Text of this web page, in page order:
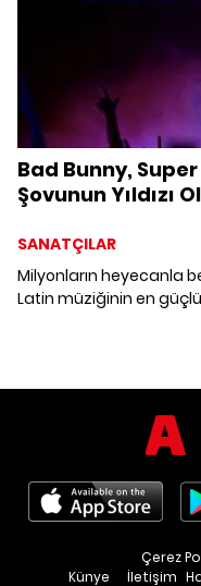
Bad Bunny,
Şovunun Yıldızı
SANATÇILAR
Milyonların heyecanla
Latin müziğinin en
Künye İletişim
Çerez